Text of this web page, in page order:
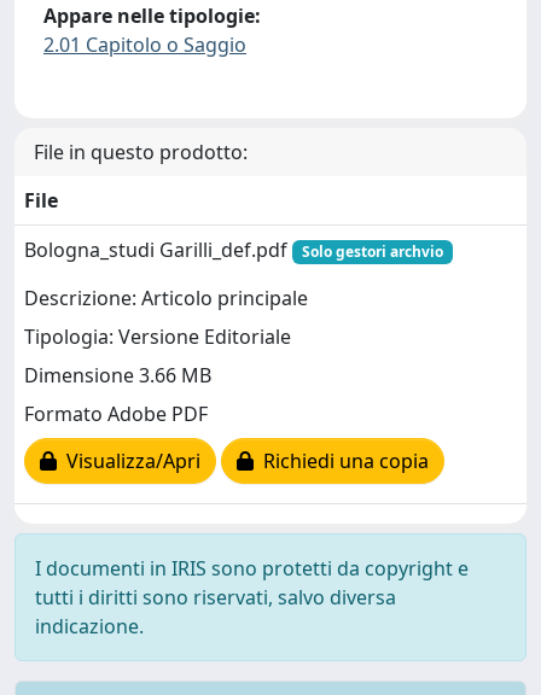
Appare nelle tipologie:
2.01 Capitolo o Saggio
File in questo prodotto:
File
Bologna_studi Garilli_def.pdf
Solo gestori archvio
Descrizione: Articolo principale
Tipologia: Versione Editoriale
Dimensione 3.66 MB
Formato Adobe PDF
Visualizza/Apri
Richiedi una copia
I documenti in IRIS sono protetti da copyright e
tutti i diritti sono riservati, salvo diversa
indicazione.